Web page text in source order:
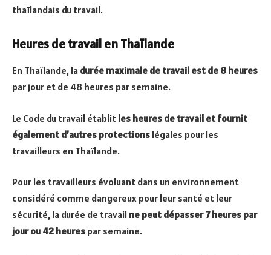
thaïlandais du travail.
Heures de travail en Thaïlande
En Thaïlande, la durée maximale de travail est de 8 heures
par jour et de 48 heures par semaine.
Le Code du travail établit les heures de travail et fournit
également d’autres protections légales pour les
travailleurs en Thaïlande.
Pour les travailleurs évoluant dans un environnement
considéré comme dangereux pour leur santé et leur
sécurité, la durée de travail ne peut dépasser 7 heures par
jour ou 42 heures par semaine.